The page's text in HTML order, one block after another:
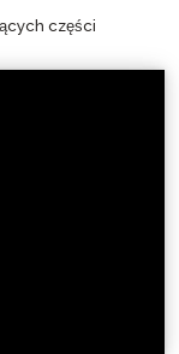
części